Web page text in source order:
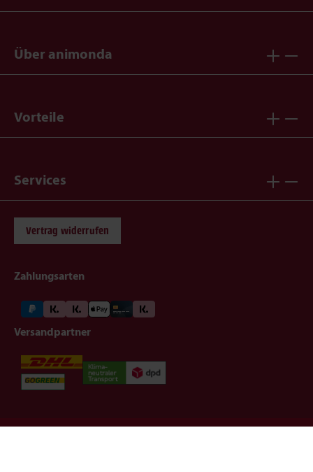
Über animonda
Vorteile
Services
Vertrag widerrufen
Zahlungsarten
Versandpartner